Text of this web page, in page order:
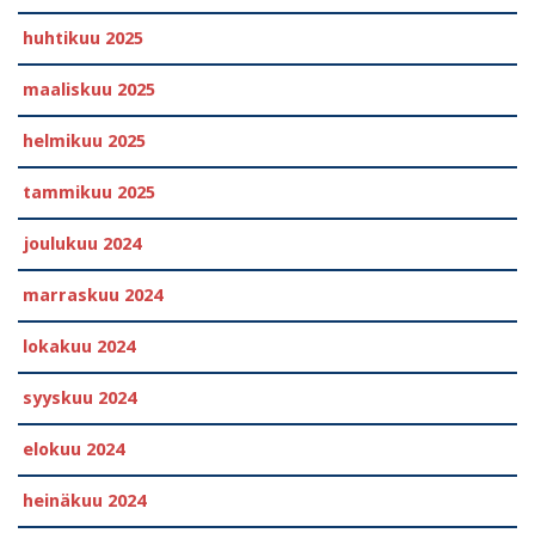
huhtikuu 2025
maaliskuu 2025
helmikuu 2025
tammikuu 2025
joulukuu 2024
marraskuu 2024
lokakuu 2024
syyskuu 2024
elokuu 2024
heinäkuu 2024